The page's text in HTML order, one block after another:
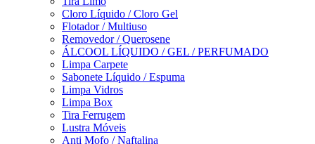
Cloro Líquido / Cloro Gel
Flotador / Multiuso
Removedor / Querosene
ÁLCOOL LÍQUIDO / GEL / PERFUMADO
Limpa Carpete
Sabonete Líquido / Espuma
Limpa Vidros
Limpa Box
Tira Ferrugem
Lustra Móveis
Anti Mofo / Naftalina